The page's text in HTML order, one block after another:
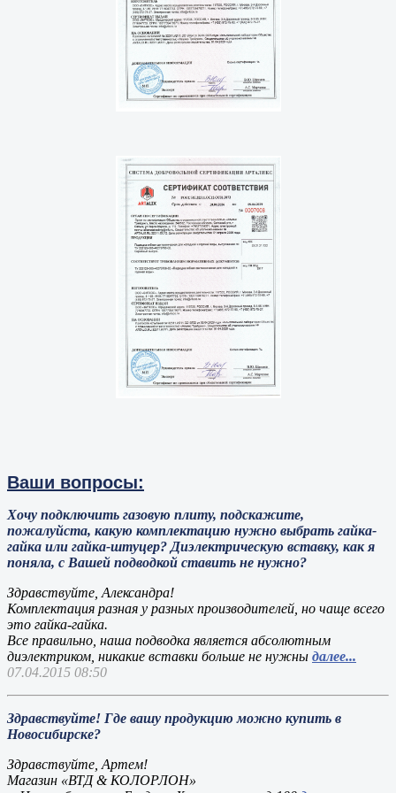
Ваши вопросы:
Хочу подключить газовую плиту, подскажите,
пожалуйста, какую комплектацию нужно выбрать гайка-
гайка или гайка-штуцер? Диэлектрическую вставку, как я
поняла, с Вашей подводкой ставить не нужно?
Здравствуйте, Александра!
Комплектация разная у разных производителей, но чаще всего
это гайка-гайка.
Все правильно, наша подводка является абсолютным
диэлектриком, никакие вставки больше не нужны далее...
07.04.2015 08:50
Здравствуйте! Где вашу продукцию можно купить в
Новосибирске?
Здравствуйте, Артем!
Магазин «ВТД & КОЛОРЛОН»